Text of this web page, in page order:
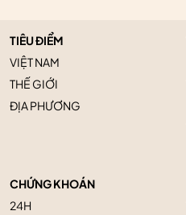
TIÊU ĐIỂM
VIỆT NAM
THẾ GIỚI
ĐỊA PHƯƠNG
CHỨNG KHOÁN
24H